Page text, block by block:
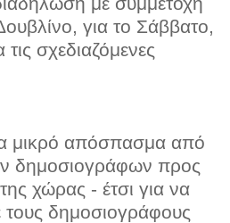
για το Σάββατο,
σχεδιαζόμενες
μικρό απόσπασμα από
δημοσιογράφων προς
χώρας - έτσι για να
τους δημοσιογράφους